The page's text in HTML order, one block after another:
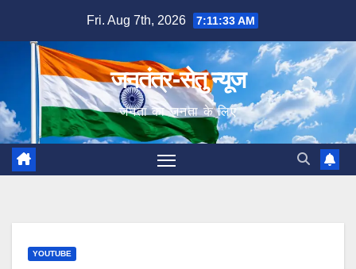
content
Fri. Aug 7th, 2026 7:11:34 AM
जनतंत्र-सेतु न्यूज
जनता का जनता के लिए
YOUTUBE